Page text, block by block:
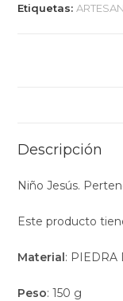
Etiquetas:
Descripción
Niño Jesús.
Este producto
Material: PIEDRA
Peso: 150 g